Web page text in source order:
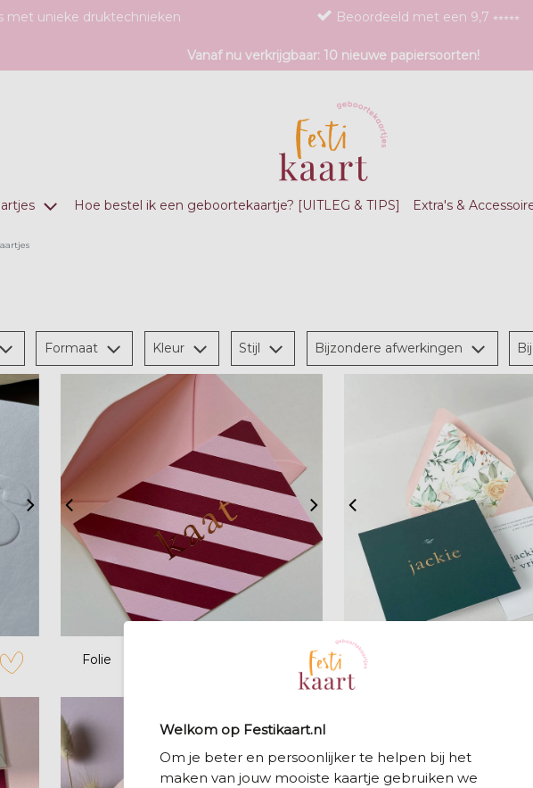
met unieke druktechnieken Beoordeeld met een 9,7 ⭒⭒⭒⭒⭒
Vanaf nu verkrijgbaar: 10 nieuwe papiersoorten!
Hoe bestel ik een geboortekaartje? [UITLEG & TIPS] Extra's &
Formaat Kleur Stijl Bijzondere afwerkingen
zet op verlanglijstje
Folie zet op verlanglijstje
Folie
Welkom op Festikaart.nl
Om je beter en persoonlijker te helpen bij het
maken van jouw mooiste kaartje gebruiken we